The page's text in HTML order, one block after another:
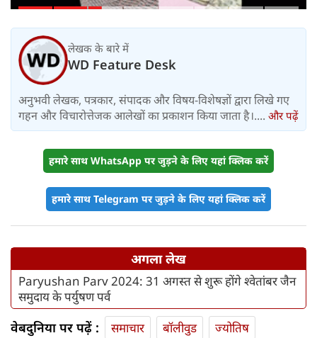
लेखक के बारे में
WD Feature Desk
अनुभवी लेखक, पत्रकार, संपादक और विषय-विशेषज्ञों द्वारा लिखे गए
गहन और विचारोत्तेजक आलेखों का प्रकाशन किया जाता है।.... और पढ़ें
हमारे साथ WhatsApp पर जुड़ने के लिए यहां क्लिक करें
हमारे साथ Telegram पर जुड़ने के लिए यहां क्लिक करें
अगला लेख
Paryushan Parv 2024: 31 अगस्त से शुरू होंगे श्वेतांबर जैन
समुदाय के पर्युषण पर्व
वेबदुनिया पर पढ़ें : समाचार बॉलीवुड
ज्योतिष